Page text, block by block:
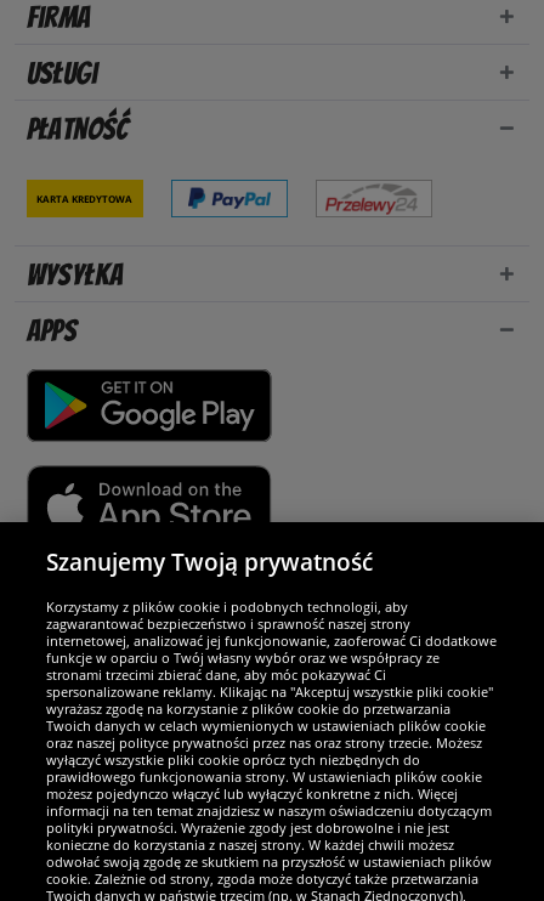
Firma
Usługi
Płatność
Karta kredytowa
Wysyłka
Apps
Partnerzy i bezpieczeństwo
Jesteśmy wyjątkowi
Szanujemy Twoją prywatność
Korzystamy z plików cookie i podobnych technologii, aby
zagwarantować bezpieczeństwo i sprawność naszej strony
internetowej, analizować jej funkcjonowanie, zaoferować Ci dodatkowe
funkcje w oparciu o Twój własny wybór oraz we współpracy ze
stronami trzecimi zbierać dane, aby móc pokazywać Ci
spersonalizowane reklamy. Klikając na "Akceptuj wszystkie pliki cookie"
wyrażasz zgodę na korzystanie z plików cookie do przetwarzania
Twoich danych w celach wymienionych w ustawieniach plików cookie
oraz naszej polityce prywatności przez nas oraz strony trzecie. Możesz
wyłączyć wszystkie pliki cookie oprócz tych niezbędnych do
prawidłowego funkcjonowania strony. W ustawieniach plików cookie
możesz pojedynczo włączyć lub wyłączyć konkretne z nich. Więcej
informacji na ten temat znajdziesz w naszym oświadczeniu dotyczącym
polityki prywatności. Wyrażenie zgody jest dobrowolne i nie jest
konieczne do korzystania z naszej strony. W każdej chwili możesz
odwołać swoją zgodę ze skutkiem na przyszłość w ustawieniach plików
cookie. Zależnie od strony, zgoda może dotyczyć także przetwarzania
Twoich danych w państwie trzecim (np. w Stanach Zjednoczonych),